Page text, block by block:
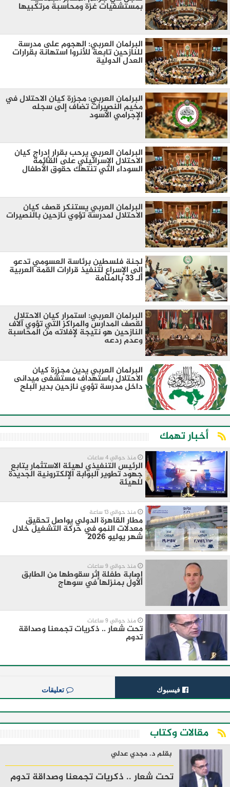
بمستشفيات غزة ومحاسبة مرتكبيها
البرلمان العربي: الهجوم على مدرسة
للنازحين تابعة للأنروا استهانة بقرارات
العدل الدولية
البرلمان العربي: مجزرة كيان الاحتلال في
مخيم النصيرات تضاف إلى سجله
الإجرامي الأسود
البرلمان العربي يرحب بقرار إدراج كيان
الاحتلال الإسرائيلي على القائمة
السوداء التي تنتهك حقوق الأطفال
البرلمان العربي يستنكر قصف كيان
الاحتلال لمدرسة تؤوي نازحين بالنصيرات
لجنة فلسطين برئاسة العسومي تدعو
إلى الإسراع لتنفيذ قرارات القمة العربية
الـ 33 بالمنامة
البرلمان العربي: استمرار كيان الاحتلال
لقصف المدارس والمراكز التي تؤوي آلاف
النازحين هو نتيجة لإفلاته من المحاسبة
وعدم ردعه
البرلمان العربي يدين مجزرة كيان
الاحتلال باستهداف مستشفى ميدانى
داخل مدرسة تؤوي نازحين بدير البلح
أخبار تهمك
منذ حوالي 4 ساعات
الرئيس التنفيذي لهيئة الاستثمار يتابع
جهود تطوير البوابة الإلكترونية الجديدة
للهيئة
منذ حوالي 13 ساعة
مطار القاهرة الدولي يواصل تحقيق
معدلات النمو في حركة التشغيل خلال
شهر يوليو 2026
منذ حوالي 9 ساعات
إصابة طفلة إثر سقوطها من الطابق
الأول بمنزلها في سوهاج
منذ حوالي 9 ساعات
تحت شعار .. ذكريات تجمعنا وصداقة
تدوم
فيسبوك تعليقات
مقالات وكتاب
بقلم د. مجدي عدلي
تحت شعار .. ذكريات تجمعنا وصداقة تدوم